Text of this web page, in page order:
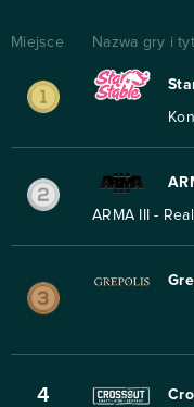
Miejsce Nazwa gry i
ARMA III -
4